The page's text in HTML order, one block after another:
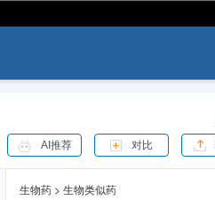
AI推荐 对比
生物药 > 生物类似药